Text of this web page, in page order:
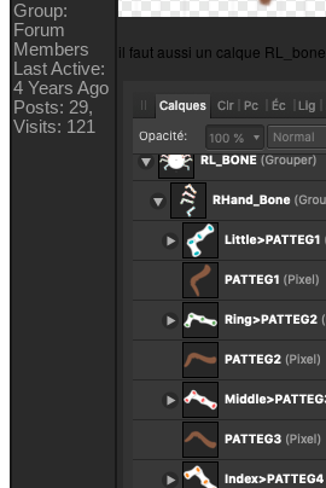
Group:
Forum
Member
Last Active:
4 Years Ag
Posts: 29
Visits: 12
il faut aussi un calque RL_bon